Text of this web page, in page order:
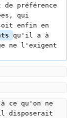
préférence
qui
enfin en
qu'il a à
ne l'exigent
ce qu'on ne
disposerait